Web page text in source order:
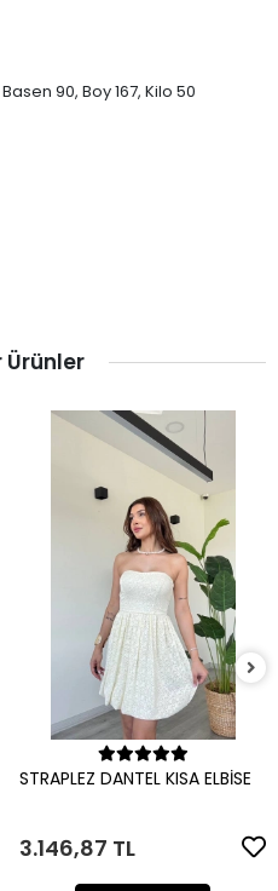
90, Boy 167, Kilo 50
Ürünler
Sepete Ekle
STRAPLEZ DANTEL KISA ELBİSE
3.146,87 TL